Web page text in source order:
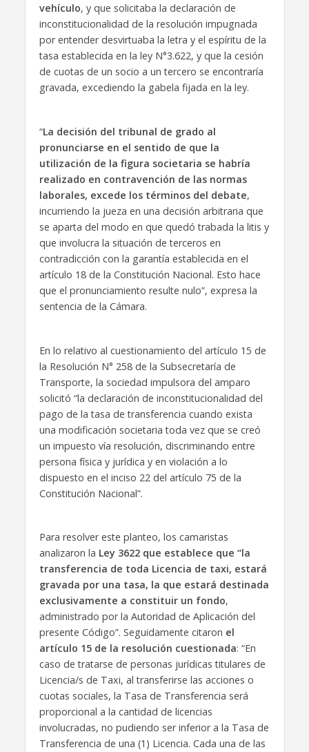
vehículo, y que solicitaba la declaración de
inconstitucionalidad de la resolución impugnada
por entender desvirtuaba la letra y el espíritu de la
tasa establecida en la ley N°3.622, y que la cesión
de cuotas de un socio a un tercero se encontraría
gravada, excediendo la gabela fijada en la ley.
“La decisión del tribunal de grado al
pronunciarse en el sentido de que la
utilización de la figura societaria se habría
realizado en contravención de las normas
laborales, excede los términos del debate,
incurriendo la jueza en una decisión arbitraria que
se aparta del modo en que quedó trabada la litis y
que involucra la situación de terceros en
contradicción con la garantía establecida en el
artículo 18 de la Constitución Nacional. Esto hace
que el pronunciamiento resulte nulo”, expresa la
sentencia de la Cámara.
En lo relativo al cuestionamiento del artículo 15 de
la Resolución N° 258 de la Subsecretaría de
Transporte, la sociedad impulsora del amparo
solicitó “la declaración de inconstitucionalidad del
pago de la tasa de transferencia cuando exista
una modificación societaria toda vez que se creó
un impuesto vía resolución, discriminando entre
persona física y jurídica y en violación a lo
dispuesto en el inciso 22 del artículo 75 de la
Constitución Nacional”.
Para resolver este planteo, los camaristas
analizaron la Ley 3622 que establece que “la
transferencia de toda Licencia de taxi, estará
gravada por una tasa, la que estará destinada
exclusivamente a constituir un fondo,
administrado por la Autoridad de Aplicación del
presente Código”. Seguidamente citaron el
artículo 15 de la resolución cuestionada: “En
caso de tratarse de personas jurídicas titulares de
Licencia/s de Taxi, al transferirse las acciones o
cuotas sociales, la Tasa de Transferencia será
proporcional a la cantidad de licencias
involucradas, no pudiendo ser inferior a la Tasa de
Transferencia de una (1) Licencia. Cada una de las